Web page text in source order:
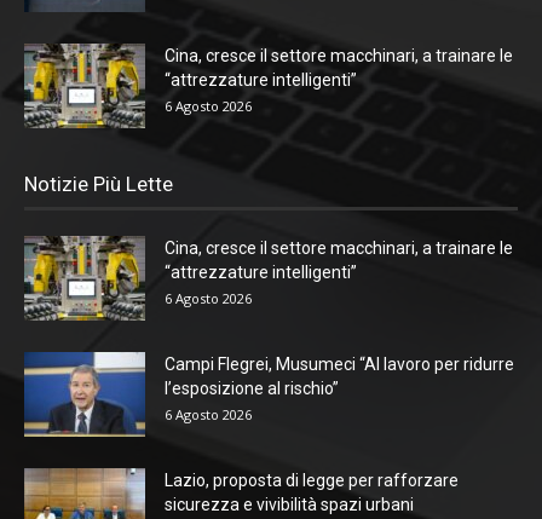
Cina, cresce il settore macchinari, a trainare le
“attrezzature intelligenti”
6 Agosto 2026
Notizie Più Lette
Cina, cresce il settore macchinari, a trainare le
“attrezzature intelligenti”
6 Agosto 2026
Campi Flegrei, Musumeci “Al lavoro per ridurre
l’esposizione al rischio”
6 Agosto 2026
Lazio, proposta di legge per rafforzare
sicurezza e vivibilità spazi urbani